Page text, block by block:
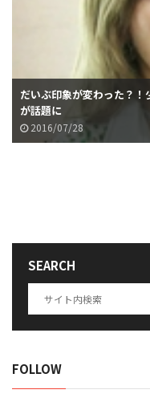
だいぶ印象が変わった？
が話題に
2016/07/28
SEARCH
FOLLOW